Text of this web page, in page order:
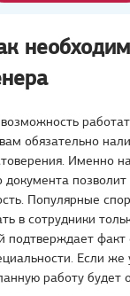
обязательно
Именно
документа
Популярные
в сотрудники
подтверждает факт
Если же
работу будет